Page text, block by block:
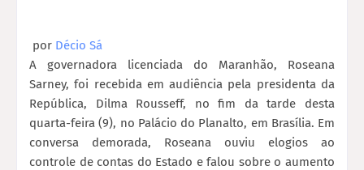
por Décio Sá
A governadora licenciada do Maranhão, Roseana
Sarney, foi recebida em audiência pela presidenta da
República, Dilma Rousseff, no fim da tarde desta
quarta-feira (9), no Palácio do Planalto, em Brasília. Em
conversa demorada, Roseana ouviu elogios ao
controle de contas do Estado e falou sobre o aumento